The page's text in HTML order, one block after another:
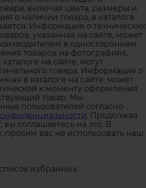
включая цвета, размеры и
о наличии товара, в каталоге
Информация о технических
указанная на сайте, может
в одностороннем
товаров на фотографиях,
на сайте, могут
товара. Информация о
в каталоге на сайте, может
к моменту оформления
товар. Мы
пользователей согласно
. Продолжая
вы соглашаетесь на это. В
просим вас не использовать наш
избранных